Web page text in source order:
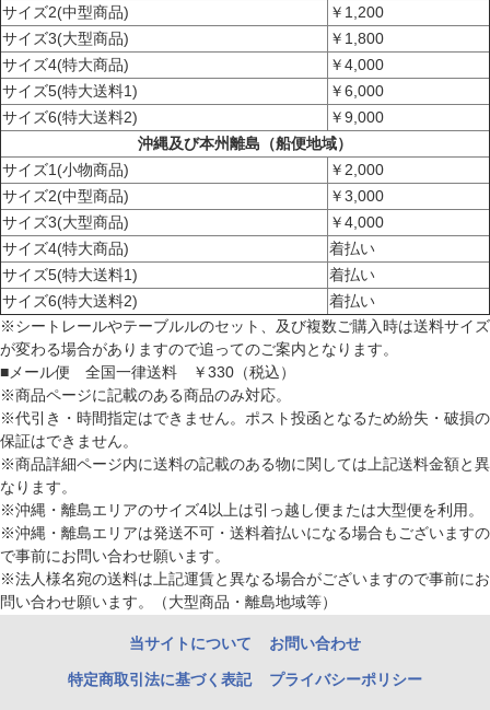
サイズ2(中型商品)
￥1,200
サイズ3(大型商品)
￥1,800
サイズ4(特大商品)
￥4,000
サイズ5(特大送料1)
￥6,000
サイズ6(特大送料2)
￥9,000
沖縄及び本州離島（船便地域）
サイズ1(小物商品)
￥2,000
サイズ2(中型商品)
￥3,000
サイズ3(大型商品)
￥4,000
サイズ4(特大商品)
着払い
サイズ5(特大送料1)
着払い
サイズ6(特大送料2)
着払い
※シートレールやテーブルルのセット、及び複数ご購入時は送料サイズ
が変わる場合がありますので追ってのご案内となります。
■メール便 全国一律送料 ￥330（税込）
※商品ページに記載のある商品のみ対応。
※代引き・時間指定はできません。ポスト投函となるため紛失・破損の
保証はできません。
※商品詳細ページ内に送料の記載のある物に関しては上記送料金額と異
なります。
※沖縄・離島エリアのサイズ4以上は引っ越し便または大型便を利用。
※沖縄・離島エリアは発送不可・送料着払いになる場合もございますの
で事前にお問い合わせ願います。
※法人様名宛の送料は上記運賃と異なる場合がございますので事前にお
問い合わせ願います。（大型商品・離島地域等）
当サイトについて お問い合わせ
特定商取引法に基づく表記 プライバシーポリシー